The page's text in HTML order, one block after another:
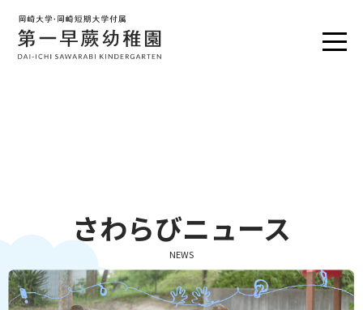
さわらびニュース
NEWS